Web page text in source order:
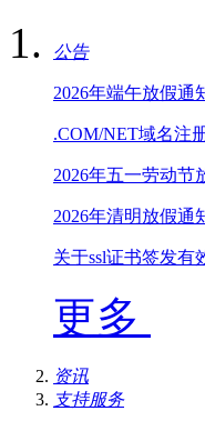
公告
2026年端午放假通
.COM/NET域名注
2026年五一劳动节
2026年清明放假通
关于ssl证书签发有
更多
资讯
支持服务